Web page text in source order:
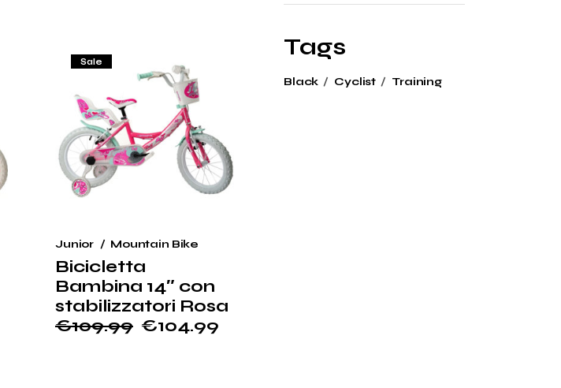
€95.99
€109.99
Sale
Bicicletta
Bambina 14″ con
stabilizzatori Rosa
€109.99
Il
€104.99
Il
Junior Mountain Bike
Tags
Black Cyclist Training